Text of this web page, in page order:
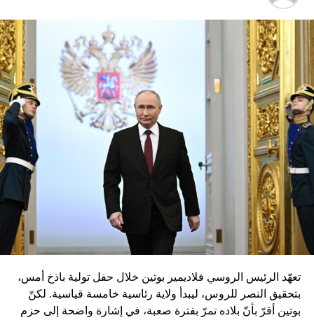
تعهّد الرئيس الروسي فلاديمير بوتين خلال حفل تولية باذخ أمس،
بتحقيق النصر للروس، ليبدأ ولاية رئاسية خامسة قياسية. لكنّ
بوتين أقرّ بأنّ بلاده تمرّ بفترة صعبة، في إشارة واضحة إلى حزم